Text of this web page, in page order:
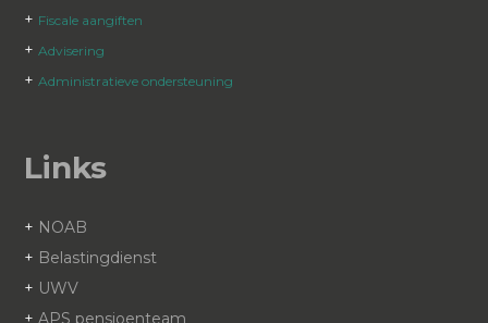
+ Fiscale aangiften
+Advisering
+Administratieve ondersteuning
Links
+ NOAB
+ Belastingdienst
+ UWV
+APS pensioenteam